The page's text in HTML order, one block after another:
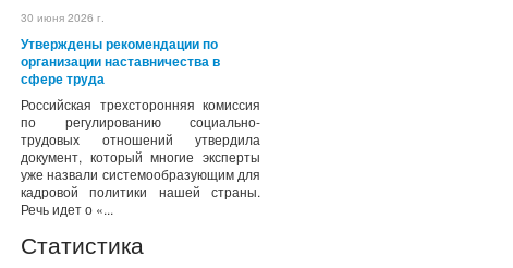
30 июня 2026 г.
Утверждены рекомендации по
организации наставничества в
сфере труда
Российская трехсторонняя комиссия
по регулированию социально-
трудовых отношений утвердила
документ, который многие эксперты
уже назвали системообразующим для
кадровой политики нашей страны.
Речь идет о «...
Статистика